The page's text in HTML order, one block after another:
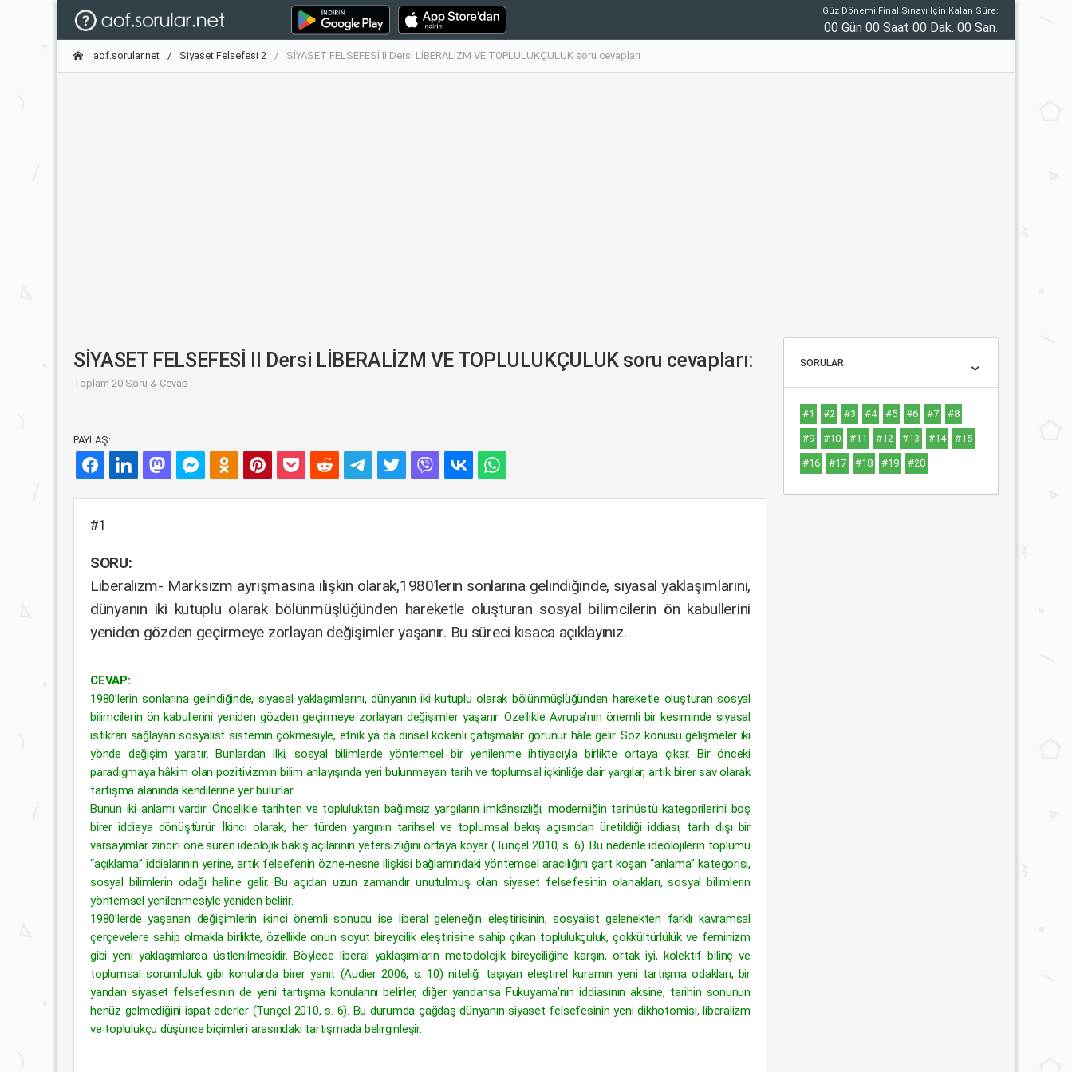
Güz Dönemi Final Sınavı İçin Kalan Süre:
00 Gün 00 Saat 00 Dak. 00 San.
aof.sorular.net Siyaset Felsefesi 2 SİYASET FELSEFESİ II Dersi LİBERALİZM VE TOPLULUKÇULUK soru cevapları
SİYASET FELSEFESİ II Dersi LİBERALİZM VE TOPLULUKÇULUK soru cevapları:
Toplam 20 Soru & Cevap
PAYLAŞ:
#1
SORU:
Liberalizm- Marksizm ayrışmasına ilişkin olarak,1980’lerin sonlarına gelindiğinde, siyasal yaklaşımlarını,
dünyanın iki kutuplu olarak bölünmüşlüğünden hareketle oluşturan sosyal bilimcilerin ön kabullerini
yeniden gözden geçirmeye zorlayan değişimler yaşanır. Bu süreci kısaca açıklayınız.
CEVAP:
1980’lerin sonlarına gelindiğinde, siyasal yaklaşımlarını, dünyanın iki kutuplu olarak bölünmüşlüğünden hareketle oluşturan sosyal
bilimcilerin ön kabullerini yeniden gözden geçirmeye zorlayan değişimler yaşanır. Özellikle Avrupa’nın önemli bir kesiminde siyasal
istikrarı sağlayan sosyalist sistemin çökmesiyle, etnik ya da dinsel kökenli çatışmalar görünür hâle gelir. Söz konusu gelişmeler iki
yönde değişim yaratır. Bunlardan ilki, sosyal bilimlerde yöntemsel bir yenilenme ihtiyacıyla birlikte ortaya çıkar. Bir önceki
paradigmaya hâkim olan pozitivizmin bilim anlayışında yeri bulunmayan tarih ve toplumsal içkinliğe dair yargılar, artık birer sav olarak
tartışma alanında kendilerine yer bulurlar.
Bunun iki anlamı vardır. Öncelikle tarihten ve topluluktan bağımsız yargıların imkânsızlığı, modernliğin tarihüstü kategorilerini boş
birer iddiaya dönüştürür. İkinci olarak, her türden yargının tarihsel ve toplumsal bakış açısından üretildiği iddiası, tarih dışı bir
varsayımlar zinciri öne süren ideolojik bakış açılarının yetersizliğini ortaya koyar (Tunçel 2010, s. 6). Bu nedenle ideolojilerin toplumu
“açıklama” iddialarının yerine, artık felsefenin özne-nesne ilişkisi bağlamındaki yöntemsel aracılığını şart koşan “anlama” kategorisi,
sosyal bilimlerin odağı haline gelir. Bu açıdan uzun zamandır unutulmuş olan siyaset felsefesinin olanakları, sosyal bilimlerin
yöntemsel yenilenmesiyle yeniden belirir.
1980’lerde yaşanan değişimlerin ikinci önemli sonucu ise liberal geleneğin eleştirisinin, sosyalist gelenekten farklı kavramsal
çerçevelere sahip olmakla birlikte, özellikle onun soyut bireycilik eleştirisine sahip çıkan toplulukçuluk, çokkültürlülük ve feminizm
gibi yeni yaklaşımlarca üstlenilmesidir. Böylece liberal yaklaşımların metodolojik bireyciliğine karşın, ortak iyi, kolektif bilinç ve
toplumsal sorumluluk gibi konularda birer yanıt (Audier 2006, s. 10) niteliği taşıyan eleştirel kuramın yeni tartışma odakları, bir
yandan siyaset felsefesinin de yeni tartışma konularını belirler, diğer yandansa Fukuyama’nın iddiasının aksine, tarihin sonunun
henüz gelmediğini ispat ederler (Tunçel 2010, s. 6). Bu durumda çağdaş dünyanın siyaset felsefesinin yeni dikhotomisi, liberalizm
ve toplulukçu düşünce biçimleri arasındaki tartışmada belirginleşir.
SORULAR
#1 #2 #3 #4 #5 #6 #7 #8
#9 #10 #11 #12 #13 #14 #15
#16 #17 #18 #19 #20